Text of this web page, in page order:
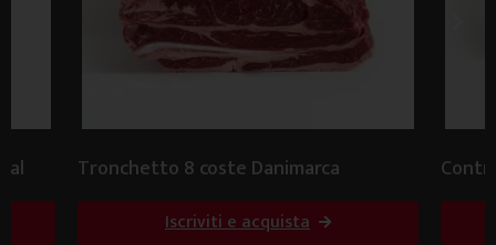
Tronchetto 8 coste Danimarca
Iscriviti e acquista